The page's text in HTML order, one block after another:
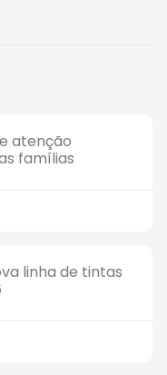
atenção
famílias
linha de tintas